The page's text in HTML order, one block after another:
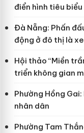
điển hình tiêu biểu
Đà Nẵng: Phấn
động ở đô thị là
Hội thảo “Miền
triển không gian
Phường Hồng
nhân dân
Phường Tam